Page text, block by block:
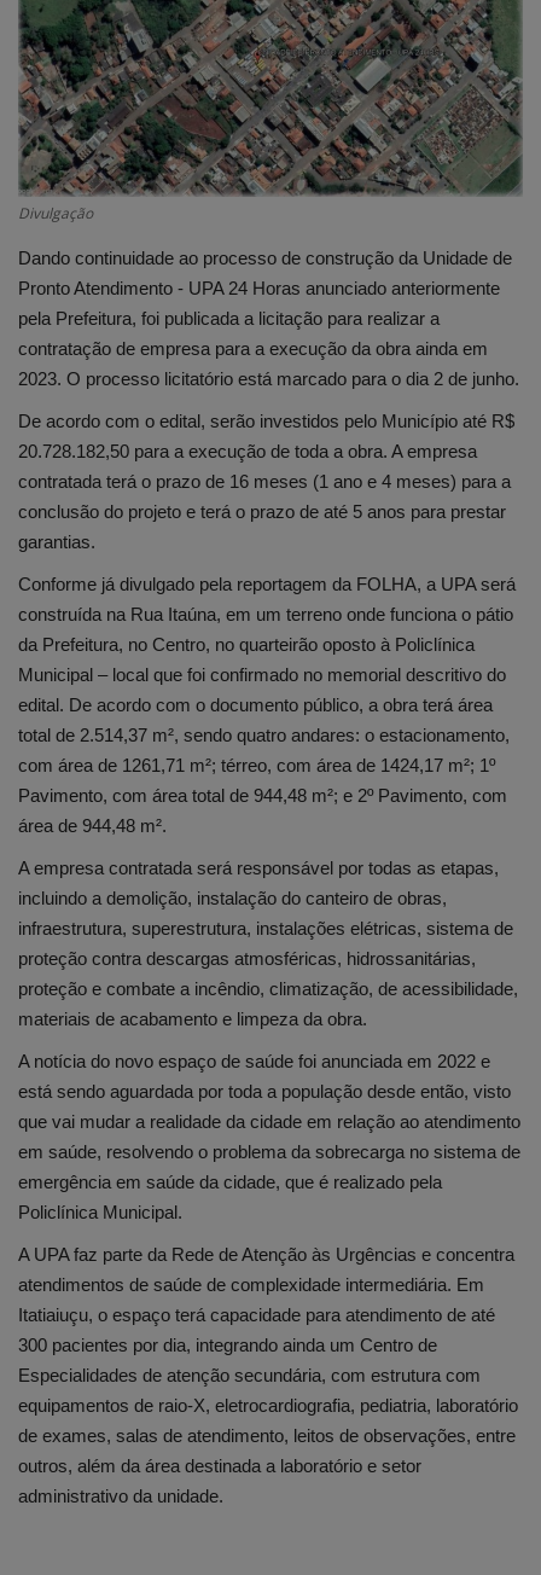
Edições em PDF
Fotos
Divulgação
Dando continuidade ao processo de construção da Unidade de
Pronto Atendimento - UPA 24 Horas anunciado anteriormente
pela Prefeitura, foi publicada a licitação para realizar a
contratação de empresa para a execução da obra ainda em
2023. O processo licitatório está marcado para o dia 2 de junho.
De acordo com o edital, serão investidos pelo Município até R$
20.728.182,50 para a execução de toda a obra. A empresa
contratada terá o prazo de 16 meses (1 ano e 4 meses) para a
conclusão do projeto e terá o prazo de até 5 anos para prestar
garantias.
Conforme já divulgado pela reportagem da FOLHA, a UPA será
construída na Rua Itaúna, em um terreno onde funciona o pátio
da Prefeitura, no Centro, no quarteirão oposto à Policlínica
Municipal – local que foi confirmado no memorial descritivo do
edital. De acordo com o documento público, a obra terá área
total de 2.514,37 m², sendo quatro andares: o estacionamento,
com área de 1261,71 m²; térreo, com área de 1424,17 m²; 1º
Pavimento, com área total de 944,48 m²; e 2º Pavimento, com
área de 944,48 m².
A empresa contratada será responsável por todas as etapas,
incluindo a demolição, instalação do canteiro de obras,
infraestrutura, superestrutura, instalações elétricas, sistema de
proteção contra descargas atmosféricas, hidrossanitárias,
proteção e combate a incêndio, climatização, de acessibilidade,
materiais de acabamento e limpeza da obra.
A notícia do novo espaço de saúde foi anunciada em 2022 e
está sendo aguardada por toda a população desde então, visto
que vai mudar a realidade da cidade em relação ao atendimento
em saúde, resolvendo o problema da sobrecarga no sistema de
emergência em saúde da cidade, que é realizado pela
Policlínica Municipal.
A UPA faz parte da Rede de Atenção às Urgências e concentra
atendimentos de saúde de complexidade intermediária. Em
Itatiaiuçu, o espaço terá capacidade para atendimento de até
300 pacientes por dia, integrando ainda um Centro de
Especialidades de atenção secundária, com estrutura com
equipamentos de raio-X, eletrocardiografia, pediatria, laboratório
de exames, salas de atendimento, leitos de observações, entre
outros, além da área destinada a laboratório e setor
administrativo da unidade.